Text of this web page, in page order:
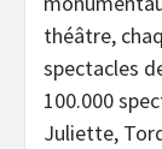
théâtre,
spectacles
100.000
Juliette,